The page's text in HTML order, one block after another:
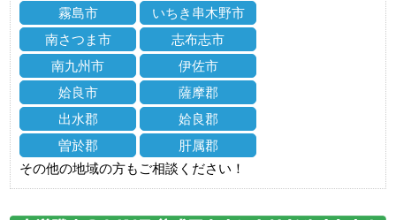
霧島市
いちき串木野市
南さつま市
志布志市
南九州市
伊佐市
姶良市
薩摩郡
出水郡
姶良郡
曽於郡
肝属郡
その他の地域の方もご相談ください！